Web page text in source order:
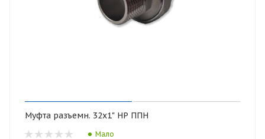
Муфта разъемн. 32х1" НР ППН
Мало